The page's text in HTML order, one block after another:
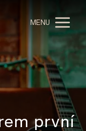
MENU
první